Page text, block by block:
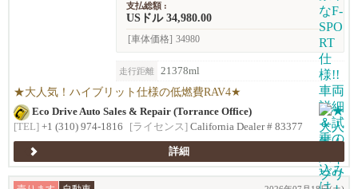
支払総額 :
USドル 34,980.00
[車体価格] 34980
走行距離 21378ml
★大人気！ハイブリット仕様の低燃費RAV4★
Eco Drive Auto Sales & Repair (Torrance Office)
[TEL] +1 (310) 974-1816 [ライセンス] California Dealer # 83377
詳細